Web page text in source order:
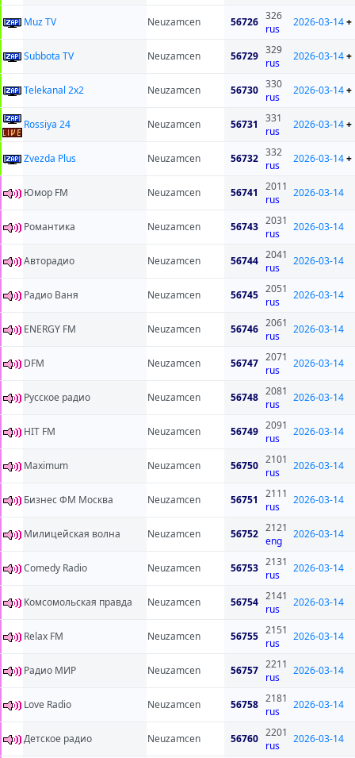
Muz TV Neuzamcen 56726 326
rus
2026-03-14+
Subbota TV Neuzamcen 56729 329
rus
2026-03-14+
Telekanal 2x2 Neuzamcen 56730 330
rus
2026-03-14+
Rossiya 24 Neuzamcen 56731
331
rus
2026-03-14+
Zvezda Plus Neuzamcen 56732 332
rus
2026-03-14+
Юмор FM Neuzamcen 56741
2011
rus
2026-03-14
Романтика Neuzamcen 56743 2031
rus
2026-03-14
Авторадио Neuzamcen 56744 2041
rus
2026-03-14
Радио Ваня Neuzamcen 56745 2051
rus
2026-03-14
ENERGY FM Neuzamcen 56746 2061
rus
2026-03-14
DFM Neuzamcen 56747 2071
rus
2026-03-14
Русское радио Neuzamcen 56748 2081
rus
2026-03-14
HIT FM Neuzamcen 56749 2091
rus
2026-03-14
Maximum Neuzamcen 56750 2101
rus
2026-03-14
Бизнес ФМ Москва Neuzamcen 56751
2111
rus
2026-03-14
Милицейская волна Neuzamcen 56752 2121
eng
2026-03-14
Comedy Radio Neuzamcen 56753 2131
rus
2026-03-14
Комсомольская правда Neuzamcen 56754 2141
rus
2026-03-14
Relax FM Neuzamcen 56755 2151
rus
2026-03-14
Радио МИР Neuzamcen 56757 2211
rus
2026-03-14
Love Radio Neuzamcen 56758 2181
rus
2026-03-14
Детское радио Neuzamcen 56760 2201
rus
2026-03-14